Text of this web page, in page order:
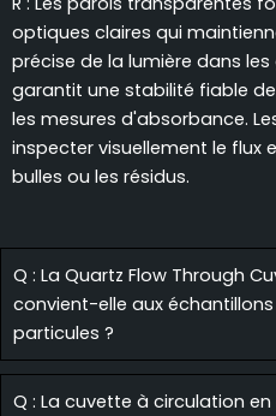
optiques claires qui
précise de la lumière dans
garantit une stabilité fiable
les mesures d'absorbance.
inspecter visuellement le flux
bulles ou les résidus.
Q : La Quartz Flow Through
convient-elle aux
particules ?
Q : La cuvette à circulation